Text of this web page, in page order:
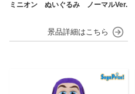
ミニオン ぬいぐるみ ノーマルVer.